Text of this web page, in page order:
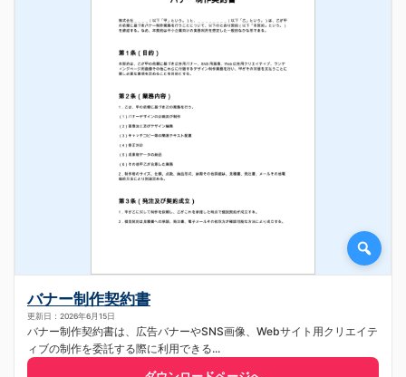
バナー制作契約書
更新日：2026年6月15日
バナー制作契約書は、広告バナーやSNS画像、Webサイト用クリエイテ
ィブの制作を委託する際に利用できる...